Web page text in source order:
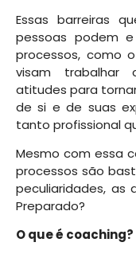
Essas barreiras
pessoas podem
processos, como
visam trabalhar
atitudes para
de si e de suas
tanto profissional
Mesmo com essa
processos são
peculiaridades, as
Preparado?
O que é coaching?